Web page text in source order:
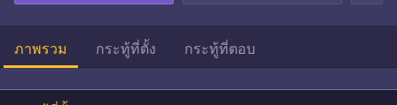
ภาพรวม กระทู้ที่ตั้ง กระทู้ที่ตอบ